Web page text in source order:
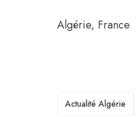
Algérie, France
TAGS
Actualité Algérie